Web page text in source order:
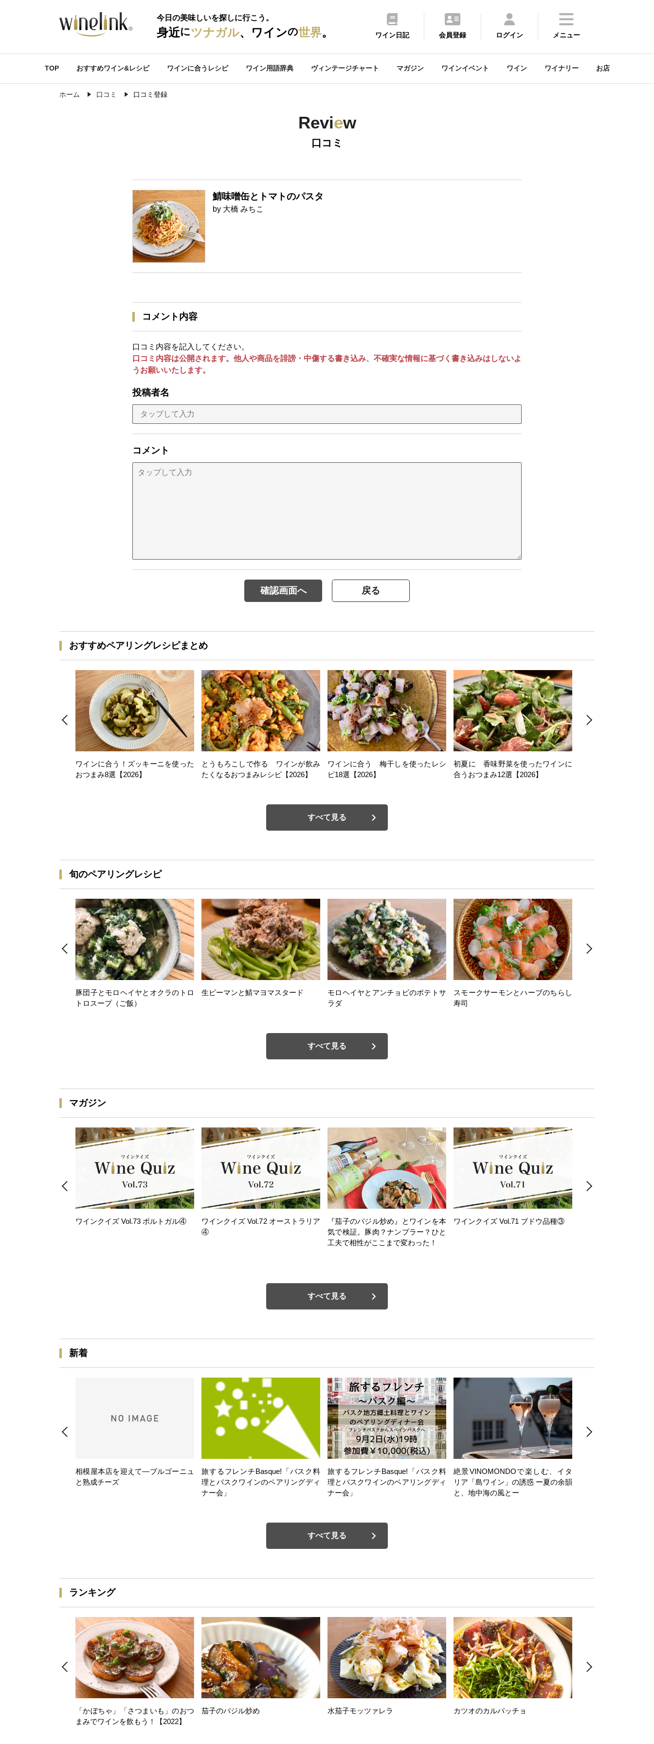
今日の美味しいを探しに行こう。
身近にツナガル、ワインの世界。 ワイン日記 会員登録 ログイン メニュー
TOP おすすめワイン&レシピ ワインに合うレシピ ワイン用語辞典 ヴィンテージチャート マガジン ワインイベント ワイン ワイナリー お店
ホーム 口コミ 口コミ登録
Review
口コミ
鯖味噌缶とトマトのパスタ
by 大橋 みちこ
コメント内容
口コミ内容を記入してください。
口コミ内容は公開されます。他人や商品を誹謗・中傷する書き込み、不確実な情報に基づく書き込みはしないよ
うお願いいたします。
投稿者名
コメント
確認画面へ 戻る
おすすめペアリングレシピまとめ
ワインに合う！ズッキーニを使った
おつまみ8選【2026】
とうもろこしで作る ワインが飲み
たくなるおつまみレシピ【2026】
ワインに合う 梅干しを使ったレシ
ピ18選【2026】
初夏に 香味野菜を使ったワインに
合うおつまみ12選【2026】
すべて見る
旬のペアリングレシピ
豚団子とモロヘイヤとオクラのトロ
トロスープ（ご飯）
生ピーマンと鯖マヨマスタード
モロヘイヤとアンチョビのポテトサ
ラダ
スモークサーモンとハーブのちらし
寿司
すべて見る
マガジン
ワインクイズ Vol.73 ポルトガル④
ワインクイズ Vol.72 オーストラリア
④
『茄子のバジル炒め』とワインを本
気で検証。豚肉？ナンプラー？ひと
工夫で相性がここまで変わった！
ワインクイズ Vol.71 ブドウ品種③
すべて見る
新着
相模屋本店を迎えて―ブルゴーニュ
と熟成チーズ
旅するフレンチBasque!「バスク料
理とバスクワインのペアリングディ
ナー会」
旅するフレンチBasque!「バスク料
理とバスクワインのペアリングディ
ナー会」
絶景VINOMONDOで楽しむ、イタ
リア「島ワイン」の誘惑 ー夏の余韻
と、地中海の風とー
すべて見る
ランキング
「かぼちゃ」「さつまいも」のおつ
まみでワインを飲もう！【2022】
茄子のバジル炒め 水茄子モッツァレラ カツオのカルパッチョ